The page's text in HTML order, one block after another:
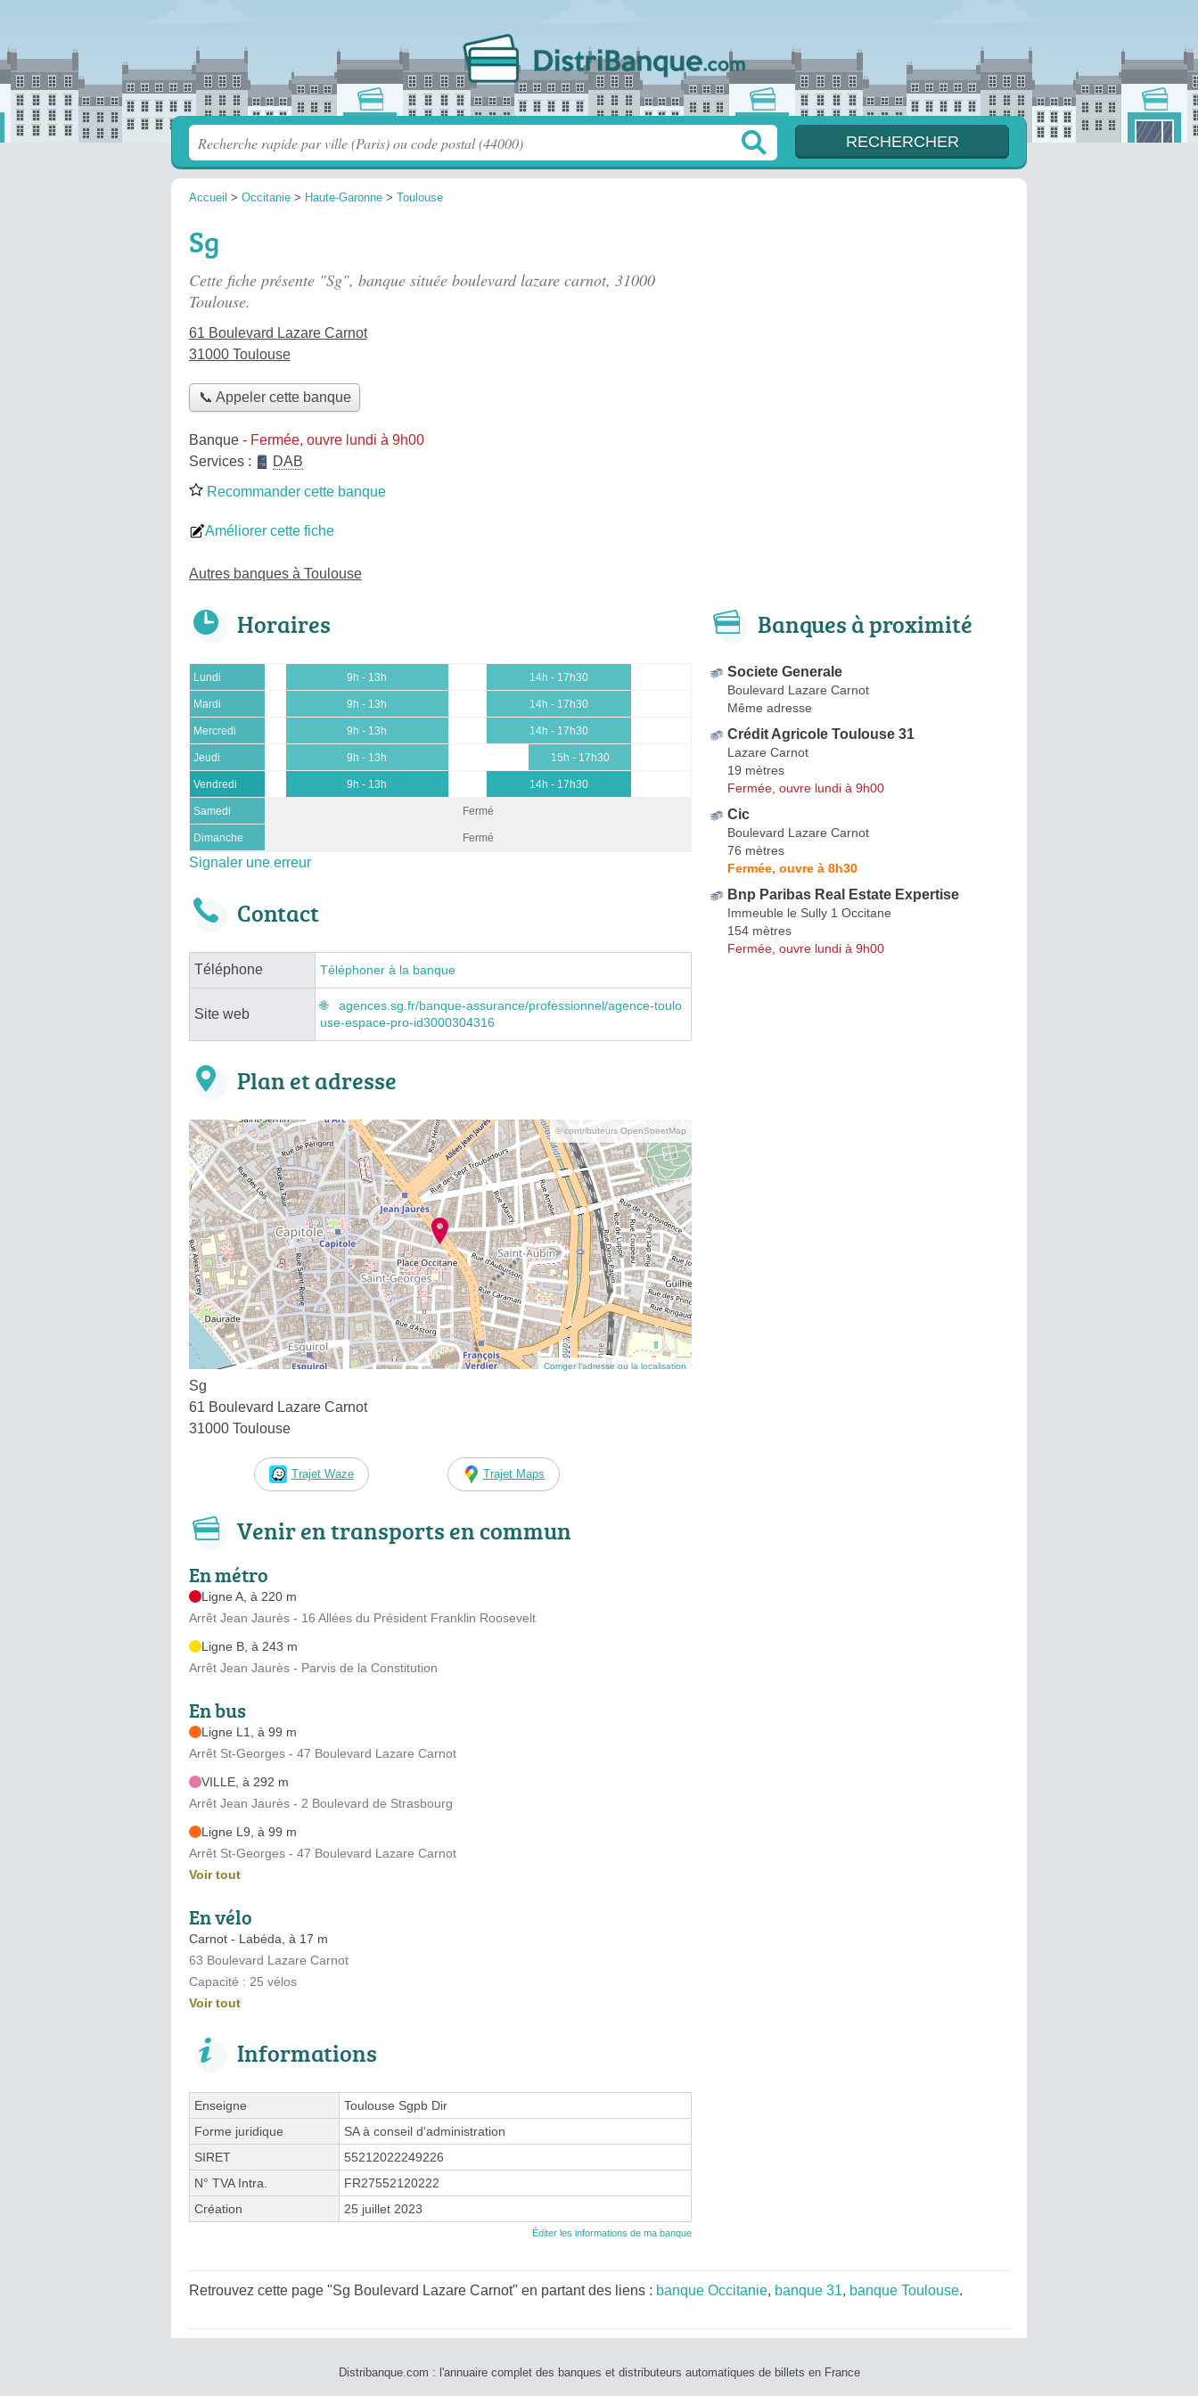
Accueil > Occitanie > Haute-Garonne > Toulouse
Sg
Cette fiche présente "Sg", banque située boulevard lazare carnot, 31000
Toulouse.
61 Boulevard Lazare Carnot
31000 Toulouse
📞 Appeler cette banque
Banque - Fermée, ouvre lundi à 9h00
Services :
DAB
Recommander cette banque
Améliorer cette fiche
Autres banques à Toulouse
Horaires
Lundi 9h - 13h 14h - 17h30
Mardi 9h - 13h 14h - 17h30
Mercredi 9h - 13h 14h - 17h30
Jeudi 9h - 13h 15h - 17h30
Vendredi 9h - 13h 14h - 17h30
Samedi Fermé
Dimanche Fermé
Signaler une erreur
Contact
Téléphone Téléphoner à la banque
Site web
agences.sg.fr/banque-assurance/professionnel/agence-toulo
use-espace-pro-id3000304316
Plan et adresse
© contributeurs OpenStreetMap
Corriger l’adresse ou la localisation
Sg
61 Boulevard Lazare Carnot
31000 Toulouse
Trajet Waze Trajet Maps
Venir en transports en commun
En métro
Ligne A, à 220 m
Arrêt Jean Jaurès - 16 Allées du Président Franklin Roosevelt
Ligne B, à 243 m
Arrêt Jean Jaurès - Parvis de la Constitution
En bus
Ligne L1, à 99 m
Arrêt St-Georges - 47 Boulevard Lazare Carnot
VILLE, à 292 m
Arrêt Jean Jaurès - 2 Boulevard de Strasbourg
Ligne L9, à 99 m
Arrêt St-Georges - 47 Boulevard Lazare Carnot
Voir tout
En vélo
Carnot - Labéda, à 17 m
63 Boulevard Lazare Carnot
Capacité : 25 vélos
Voir tout
Informations
Enseigne
Toulouse Sgpb Dir
Forme juridique
SA à conseil d'administration
SIRET
55212022249226
N° TVA Intra.
FR27552120222
Création
25 juillet 2023
Éditer les informations de ma banque
Banques à proximité
Societe Generale
Boulevard Lazare Carnot
Même adresse
Crédit Agricole Toulouse 31
Lazare Carnot
19 mètres
Fermée, ouvre lundi à 9h00
Cic
Boulevard Lazare Carnot
76 mètres
Fermée, ouvre à 8h30
Bnp Paribas Real Estate Expertise
Immeuble le Sully 1 Occitane
154 mètres
Fermée, ouvre lundi à 9h00
Retrouvez cette page "Sg Boulevard Lazare Carnot" en partant des liens : banque Occitanie, banque 31, banque Toulouse.
Distribanque.com : l'annuaire complet des banques et distributeurs automatiques de billets en France